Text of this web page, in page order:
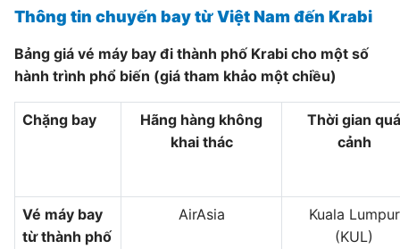
Thông tin chuyến bay từ Việt Nam đến Krabi
Bảng giá vé máy bay đi thành phố Krabi cho một số
hành trình phổ biến (giá tham khảo một chiều)
Chặng bay
Hãng hàng không
khai thác
Thời gian quá
cảnh
Vé máy bay
từ thành phố
AirAsia
Kuala Lumpur
(KUL)